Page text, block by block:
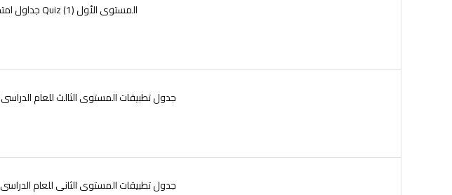
جداول امتحان Quiz (1) المستوى الأول
جدول تطبيقات المستوى الثالث للعام الدراسى 2026/2025
جدول تطبيقات المستوى الثانى للعام الدراسى 2026/2025